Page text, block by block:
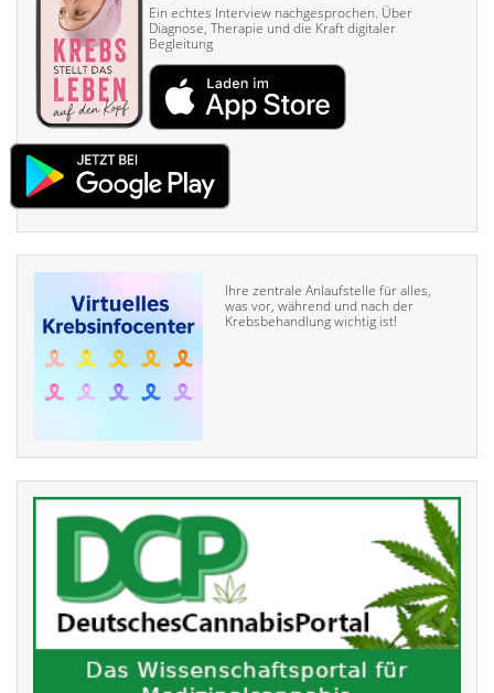
Ein echtes Interview nach­gesprochen. Über
Diagnose, Therapie und die Kraft digitaler
Begleitung
Ihre zentrale Anlaufstelle für alles,
was vor, während und nach der
Krebsbehandlung wichtig ist!